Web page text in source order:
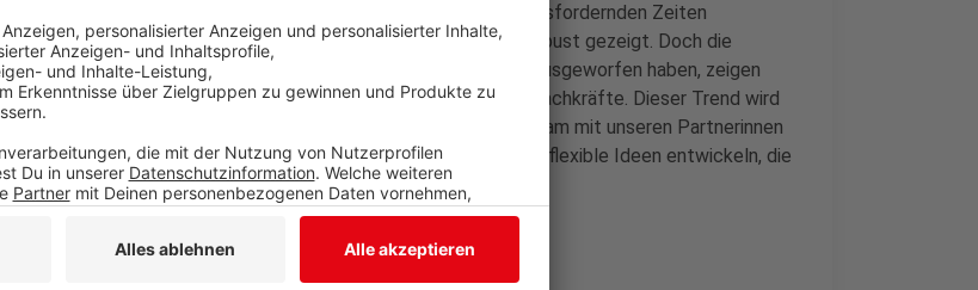
die Widerstandskraft unserer Region. Wir sind gut durch die herausfordernden Zeiten
gekommen. Der Arbeitsmarkt hat Stabilität bewiesen und sich robust gezeigt. Doch die
Herausforderungen, die bereits vor den Krisen ihre Schatten vorausgeworfen haben, zeigen
sich deutlicher denn je: Es fehlen uns bereits jetzt Arbeits- und Fachkräfte. Dieser Trend wird
sich weiter zuspitzen. Wir müssen diesen Entwicklungen gemeinsam mit unseren Partnerinnen
und Partnern Aufmerksamkeit schenken und gute, innovative und flexible Ideen entwickeln, die
diesen Themen Lösungen bieten.“